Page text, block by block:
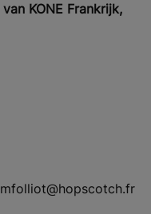
KONE Frankrijk,